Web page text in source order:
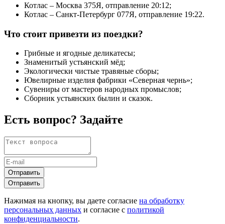
Котлас – Москва 375Я, отправление 20:12;
Котлас – Санкт-Петербург 077Я, отправление 19:22.
Что стоит привезти из поездки?
Грибные и ягодные деликатесы;
Знаменитый устьянский мёд;
Экологически чистые травяные сборы;
Ювелирные изделия фабрики «Северная чернь»;
Сувениры от мастеров народных промыслов;
Сборник устьянских былин и сказок.
Есть вопрос? Задайте
Отправить
Отправить
Нажимая на кнопку, вы даете согласие на обработку
персональных данных и согласие с политикой
конфиденциальности.